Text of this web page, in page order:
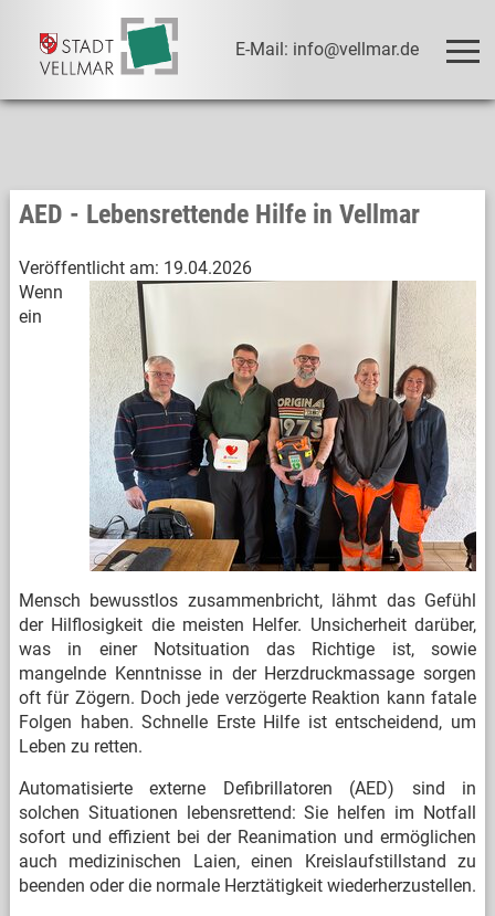
E-Mail: info@vellmar.de
AED - Lebensrettende Hilfe in Vellmar
Veröffentlicht am: 19.04.2026
Wenn
ein
Mensch bewusstlos zusammenbricht, lähmt das Gefühl
der Hilflosigkeit die meisten Helfer. Unsicherheit darüber,
was in einer Notsituation das Richtige ist, sowie
mangelnde Kenntnisse in der Herzdruckmassage sorgen
oft für Zögern. Doch jede verzögerte Reaktion kann fatale
Folgen haben. Schnelle Erste Hilfe ist entscheidend, um
Leben zu retten.
Automatisierte externe Defibrillatoren (AED) sind in
solchen Situationen lebensrettend: Sie helfen im Notfall
sofort und effizient bei der Reanimation und ermöglichen
auch medizinischen Laien, einen Kreislaufstillstand zu
beenden oder die normale Herztätigkeit wiederherzustellen.